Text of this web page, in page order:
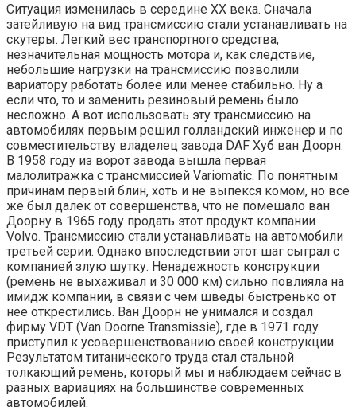
Ситуация изменилась в середине XX века. Сначала
затейливую на вид трансмиссию стали устанавливать на
скутеры. Легкий вес транспортного средства,
незначительная мощность мотора и, как следствие,
небольшие нагрузки на трансмиссию позволили
вариатору работать более или менее стабильно. Ну а
если что, то и заменить резиновый ремень было
несложно. А вот использовать эту трансмиссию на
автомобилях первым решил голландский инженер и по
совместительству владелец завода DAF Хуб ван Доорн.
В 1958 году из ворот завода вышла первая
малолитражка с трансмиссией Variomatic. По понятным
причинам первый блин, хоть и не выпекся комом, но все
же был далек от совершенства, что не помешало ван
Доорну в 1965 году продать этот продукт компании
Volvo. Трансмиссию стали устанавливать на автомобили
третьей серии. Однако впоследствии этот шаг сыграл с
компанией злую шутку. Ненадежность конструкции
(ремень не выхаживал и 30 000 км) сильно повлияла на
имидж компании, в связи с чем шведы быстренько от
нее открестились. Ван Доорн не унимался и создал
фирму VDT (Van Doorne Transmissie), где в 1971 году
приступил к усовершенствованию своей конструкции.
Результатом титанического труда стал стальной
толкающий ремень, который мы и наблюдаем сейчас в
разных вариациях на большинстве современных
автомобилей.